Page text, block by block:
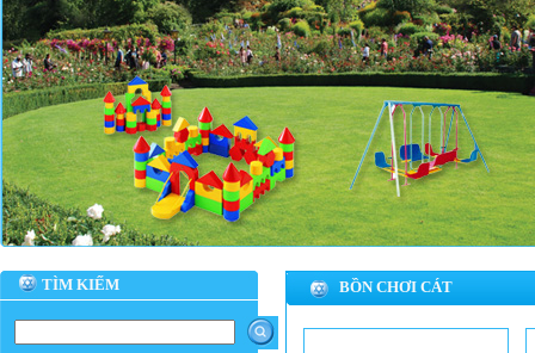
TÌM KIẾM BỒN CHƠI CÁT